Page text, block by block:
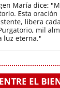
María dice:
Esta oración
libera
mil
luz eterna."
EL